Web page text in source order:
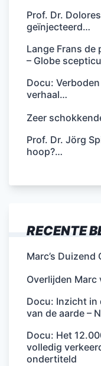
Prof. Dr.
geïnjecteerd…
Lange Frans de
– Globe
Docu:
verhaal…
Zeer
Prof. Dr. Jörg
hoop?…
RECENTE
Marc’s
Overlijden Marc
Docu: Inzicht
van de aarde –
Docu: Het
volledig
ondertiteld